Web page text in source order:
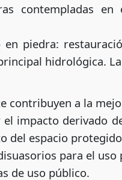
contempladas
piedra:
hidrológica.
contribuyen a la
impacto derivado
del espacio
para el uso
de uso público.